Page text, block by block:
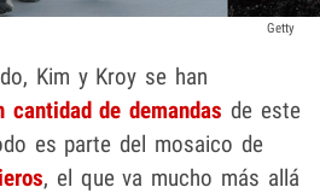
Getty
Kim y Kroy se han
cantidad de demandas de este
es parte del mosaico de
, el que va mucho más allá